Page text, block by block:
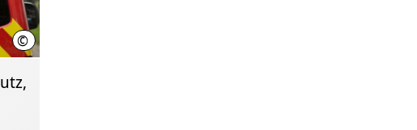
© Christian Burkert